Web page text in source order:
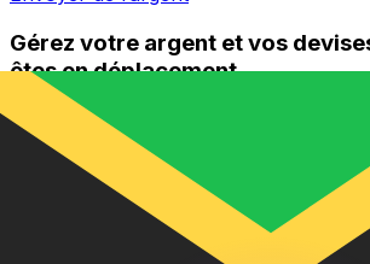
Gérez votre argent et vos
êtes en déplacement
L'application Xe réunit toutes les
nécessaires pour vos transferts
et la gestion de vos devises.
programmez des alertes de taux et
l'argent à l'étranger sans frais cachés.
l'application dès aujourd'hui !